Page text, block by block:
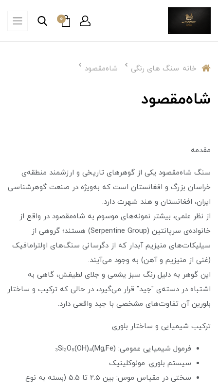
0
خانه سنگ های رنگی شاه‌مقصود
شاه‌مقصود
مقدمه
سنگ شاه‌مقصود یکی از گوهرهای تاریخی و ارزشمند منطقه‌ی
خراسان بزرگ و افغانستان است که به‌ویژه در صنعت گوهرشناسی
ایران، افغانستان و هند شهرت دارد.
از نظر علمی، بیشتر نمونه‌های موسوم به شاه‌مقصود در واقع از
خانواده‌ی سرپانتین (Serpentine Group) هستند؛ گروهی از
سیلیکات‌های منیزیم آبدار که از دگرسانی سنگ‌های اولترامافیک
(غنی از منیزیم و آهن) به وجود می‌آیند.
این گوهر به دلیل رنگ سبز یشمی و جلای لطیفش، گاهی به
اشتباه در دسته‌ی "جید" قرار می‌گیرد، در حالی که ترکیب و ساختار
بلورین آن تفاوت‌های مشخصی با جید واقعی دارد.
ترکیب شیمیایی و ساختار بلوری
فرمول شیمیایی عمومی: (Mg,Fe)₃Si₂O₅(OH)₄
سیستم بلوری: مونوکلینیک
سختی در مقیاس موس: بین ۲.۵ تا ۵.۵ (بسته به نوع